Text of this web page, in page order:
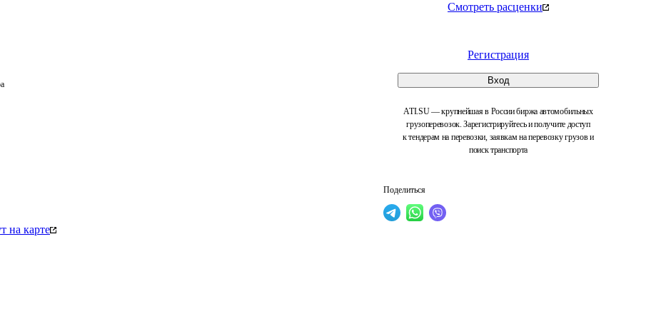
Смотреть расценки
Регистрация
Вход
ATI.SU — крупнейшая в России биржа автомобильных
грузоперевозок. Зарегистрируйтесь и получите доступ
к тендерам на перевозки, заявкам на перевозку грузов и
поиск транспорта
Поделиться
на карте